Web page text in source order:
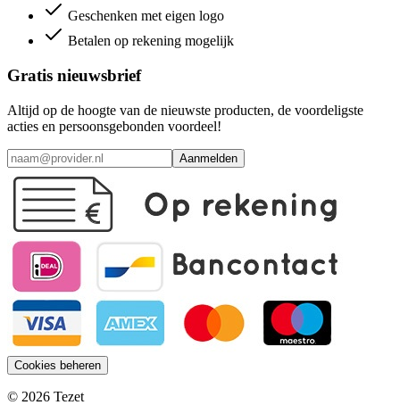
Geschenken met eigen logo
Betalen op rekening mogelijk
Gratis nieuwsbrief
Altijd op de hoogte van de nieuwste producten, de voordeligste
acties en persoonsgebonden voordeel!
Aanmelden
Cookies beheren
© 2026 Tezet